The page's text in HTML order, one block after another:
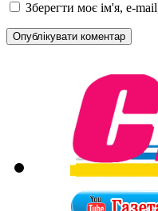
Зберегти моє ім'я, e-